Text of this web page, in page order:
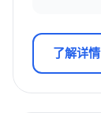
了解详情